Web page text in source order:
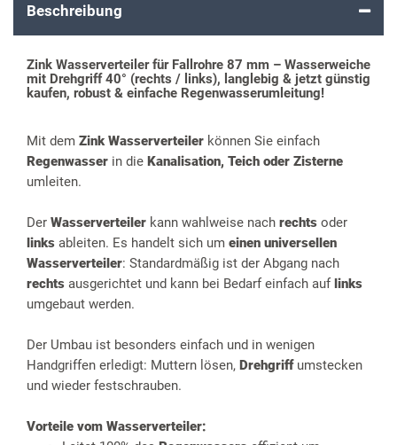
Beschreibung
Zink Wasserverteiler für Fallrohre 87 mm – Wasserweiche
mit Drehgriff 40° (rechts / links), langlebig & jetzt günstig
kaufen, robust & einfache Regenwasserumleitung!
Mit dem Zink Wasserverteiler können Sie einfach
Regenwasser in die Kanalisation, Teich oder Zisterne
umleiten.
Der Wasserverteiler kann wahlweise nach rechts oder
links ableiten. Es handelt sich um einen universellen
Wasserverteiler: Standardmäßig ist der Abgang nach
rechts ausgerichtet und kann bei Bedarf einfach auflinks
umgebaut werden.
Der Umbau ist besonders einfach und in wenigen
Handgriffen erledigt: Muttern lösen, Drehgriffumstecken
und wieder festschrauben.
Vorteile vom Wasserverteiler: